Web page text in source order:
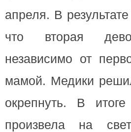
апреля. В
что вторая
независимо от
мамой. Медики
окрепнуть. В
произвела на